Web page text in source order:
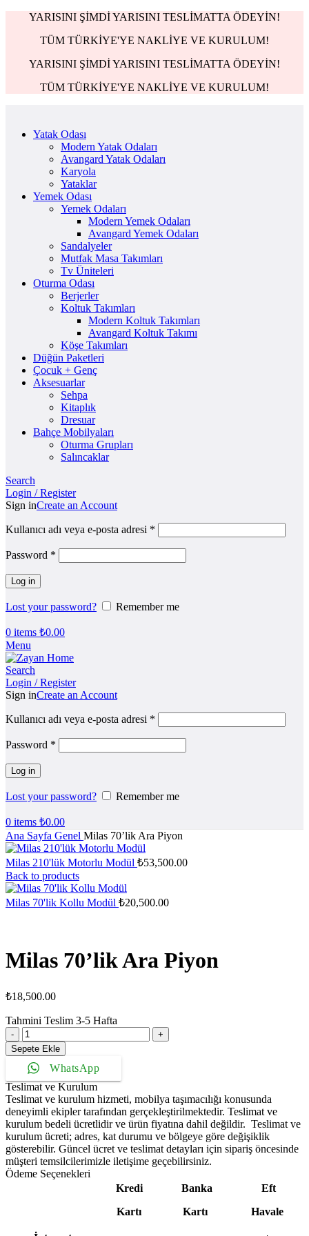
YARISINI ŞİMDİ YARISINI TESLİMATTA ÖDEYİN!
TÜM TÜRKİYE'YE NAKLİYE VE KURULUM!
YARISINI ŞİMDİ YARISINI TESLİMATTA ÖDEYİN!
TÜM TÜRKİYE'YE NAKLİYE VE KURULUM!
Yatak Odası
Modern Yatak Odaları
Avangard Yatak Odaları
Karyola
Yataklar
Yemek Odası
Yemek Odaları
Modern Yemek Odaları
Avangard Yemek Odaları
Sandalyeler
Mutfak Masa Takımları
Tv Üniteleri
Oturma Odası
Berjerler
Koltuk Takımları
Modern Koltuk Takımları
Avangard Koltuk Takımı
Köşe Takımları
Düğün Paketleri
Çocuk + Genç
Aksesuarlar
Sehpa
Kitaplık
Dresuar
Bahçe Mobilyaları
Oturma Grupları
Salıncaklar
Search
Login / Register
Sign inCreate an Account
Kullanıcı adı veya e-posta adresi *
Password *
Log in
Lost your password? Remember me
0 items ₺0.00
Menu
Search
Login / Register
Sign inCreate an Account
Kullanıcı adı veya e-posta adresi *
Password *
Log in
Lost your password? Remember me
0 items ₺0.00
Ana Sayfa Genel Milas 70’lik Ara Piyon
Milas 210'lük Motorlu Modül ₺53,500.00
Back to products
Milas 70'lik Kollu Modül ₺20,500.00
Milas 70’lik Ara Piyon
₺18,500.00
Tahmini Teslim 3-5 Hafta
Milas
70'lik
Ara
Piyon
adet
Sepete Ekle
WhatsApp
Teslimat ve Kurulum
Teslimat ve kurulum hizmeti, mobilya taşımacılığı konusunda
deneyimli ekipler tarafından gerçekleştirilmektedir. Teslimat ve
kurulum bedeli ücretlidir ve ürün fiyatına dahil değildir. ‎ Teslimat ve
kurulum ücreti; adres, kat durumu ve bölgeye göre değişiklik
gösterebilir. Güncel ücret ve teslimat detayları için sipariş öncesinde
müşteri temsilcilerimizle iletişime geçebilirsiniz.
Ödeme Seçenekleri
Kredi
Kartı
Banka
Kartı
Eft
Havale